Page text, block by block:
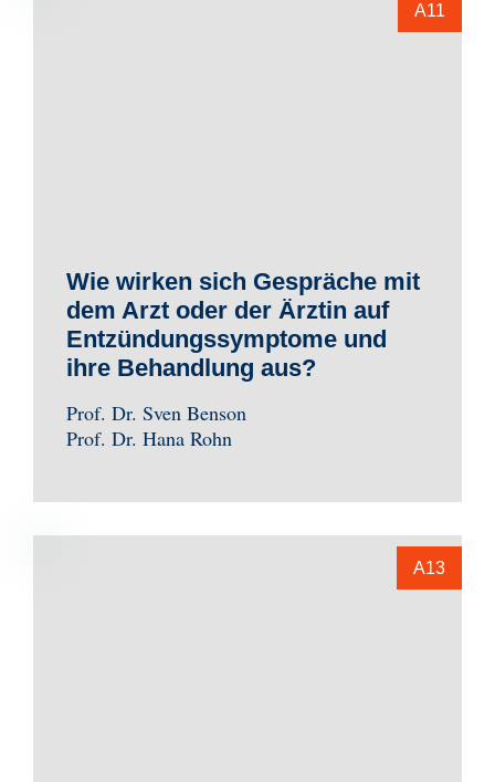
A11
Wie wirken sich Gespräche mit
dem Arzt oder der Ärztin auf
Entzündungssymptome und
ihre Behandlung aus?
Prof. Dr. Sven Benson
Prof. Dr. Hana Rohn
A13